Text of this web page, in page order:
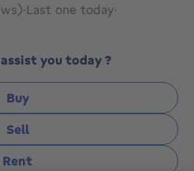
·Last one today·
you today ?
Buy
Sell
Rent